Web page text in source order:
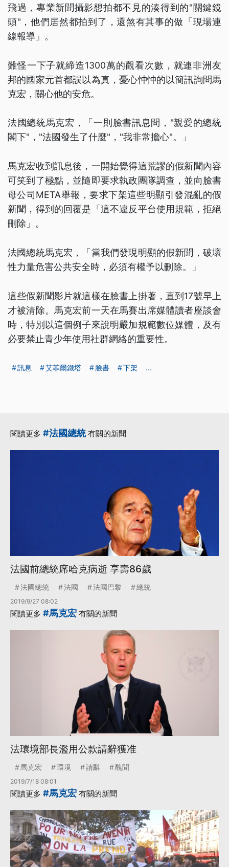
飛過，專業新聞攝影想拍都不見的湊得到的"關鍵鏡
頭"，他們居然都拍到了，還煞有其事的做「現場連
線報導」。
難怪一下子就締造1300萬的觀看次數，就連非洲友
邦的國家元首都誤以為真，憂心忡忡的以簡訊詢問馬
克宏，關心他的安危。
法國總統馬克宏，「一則臉書訊息問，"親愛的總統
閣下"，"法國發生了什麼"，"我非常擔心"。」
馬克宏收到訊息後，一開始覺得這荒謬的假新聞內容
可笑到了極點，並隨即要求執政團隊調查，並向臉書
母公司META舉報，要求下架這些明顯引發混亂的假
新聞，得到的回覆是「這不違反平台使用規範，拒絕
刪除」。
法國總統馬克宏，「當我們發現明顯的假新聞，破壞
性力量危害公共安全時，必須有權予以刪除。」
這些假新聞影片就這樣在臉書上掛著，直到17號早上
才被清除。馬克宏前一天在馬賽出席媒體讀者座談會
時，特別以這個例子來說明嚴加規範數位媒體，及有
必要禁止青少年使用社群網絡的重要性。
訊息 艾菲爾鐵塔 臉書 下架 ...
閱讀更多 #法國總統有關的新聞
法國前總統席哈克病逝 享壽86歲
法國總統 法國 法國巴黎 總統
2019/9/27 08:02
閱讀更多 #馬克宏 有關的新聞
法環境部長濫用公款請辭獲准
馬克宏 環境 請辭 醜聞
2019/7/18 08:01
閱讀更多 #馬克宏 有關的新聞